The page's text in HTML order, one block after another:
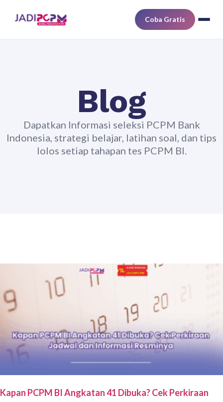
Coba Gratis
Blog
Dapatkan Informasi seleksi PCPM Bank
Indonesia, strategi belajar, latihan soal, dan tips
lolos setiap tahapan tes PCPM BI.
Kapan PCPM BI Angkatan 41 Dibuka? Cek Perkiraan